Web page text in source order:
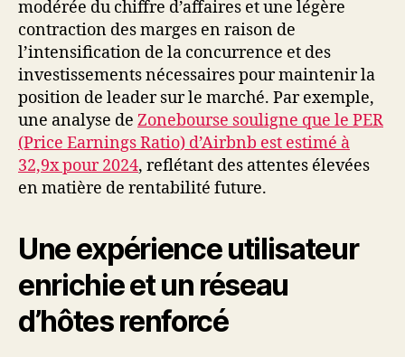
modérée du chiffre d’affaires et une légère
contraction des marges en raison de
l’intensification de la concurrence et des
investissements nécessaires pour maintenir la
position de leader sur le marché. Par exemple,
une analyse de Zonebourse souligne que le PER
(Price Earnings Ratio) d’Airbnb est estimé à
32,9x pour 2024, reflétant des attentes élevées
en matière de rentabilité future.
Une expérience utilisateur
enrichie et un réseau
d’hôtes renforcé